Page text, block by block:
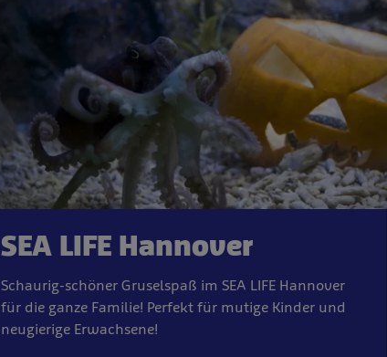
SEA LIFE Hannover
Schaurig-schöner Gruselspaß im SEA LIFE Hannover
für die ganze Familie! Perfekt für mutige Kinder und
neugierige Erwachsene!